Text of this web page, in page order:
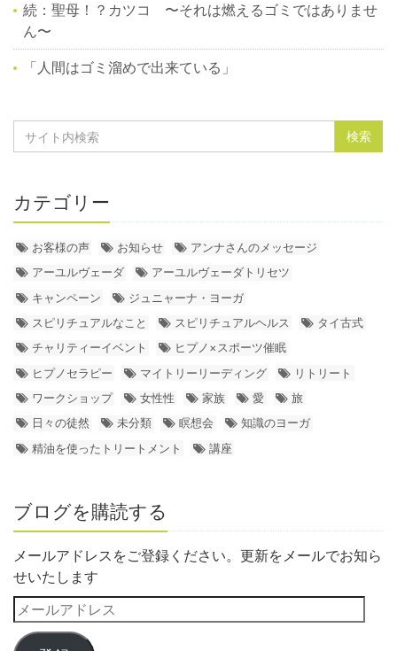
続：聖母！？カツコ 〜それは燃えるゴミではありませ
ん〜
「人間はゴミ溜めで出来ている」
カテゴリー
お客様の声 お知らせ
アンナさんのメッセージ
アーユルヴェーダ
アーユルヴェーダトリセツ
キャンペーン
ジュニャーナ・ヨーガ
スピリチュアルなこと
スピリチュアルヘルス
タイ古式
チャリティーイベント
ヒプノ×スポーツ催眠
ヒプノセラピー
マイトリーリーディング
リトリート
ワークショップ
女性性 家族 愛
旅
日々の徒然
未分類 瞑想会
知識のヨーガ
精油を使ったトリートメント
講座
ブログを購読する
メールアドレスをご登録ください。更新をメールでお知ら
せいたします